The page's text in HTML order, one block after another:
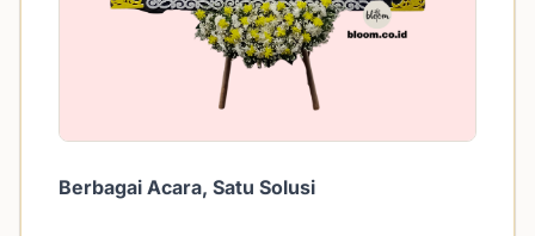
Berbagai Acara, Satu Solusi